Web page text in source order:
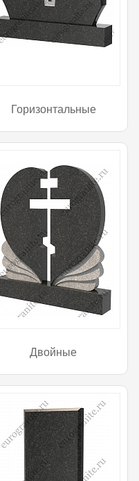
Горизонтальные
Двойные